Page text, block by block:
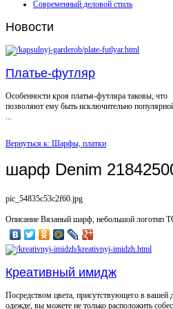
Современный деловой стиль
Новости
Платье-футляр
Особенности кроя платья-футляра таковы, что
позволяют ему быть исключительно
Вернуться к: Шарфы, платки
шарф Denim
pic_54835c53c2f60.jpg
Описание Вязаный шарф, небольшой логотип
Креативный имидж
Посредством цвета, присутствующего в вашей
одежде, вы можете не только расположить